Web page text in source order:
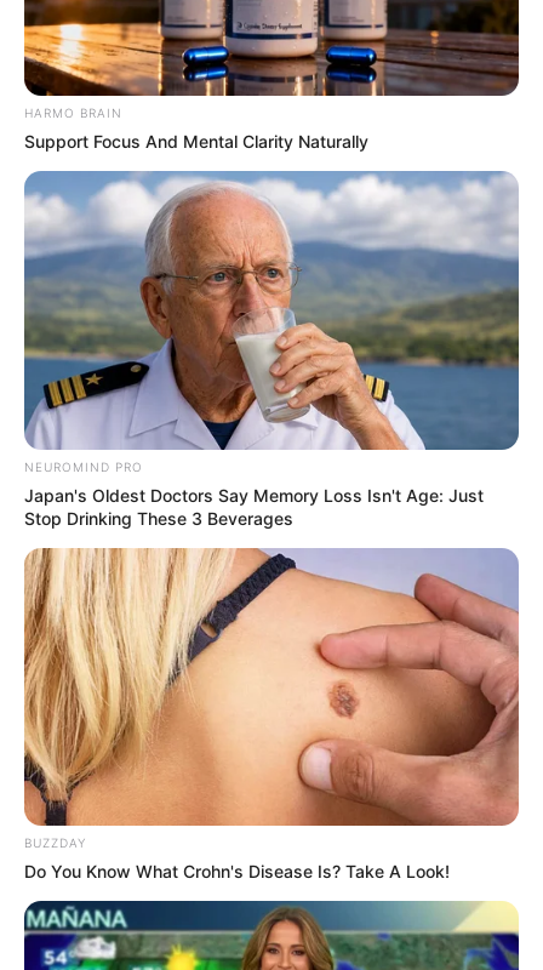
TAGS FILM INDONESIA IMAM TANPA MAKMUM
HARMO BRAIN
Support Focus And Mental Clarity Naturally
NEUROMIND PRO
Japan's Oldest Doctors Say Memory Loss Isn't Age: Just
Stop Drinking These 3 Beverages
BUZZDAY
Do You Know What Crohn's Disease Is? Take A Look!